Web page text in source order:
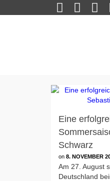
Eine
Schwarz
on 8. NOVEMBER
Am 27. August
Deutschland